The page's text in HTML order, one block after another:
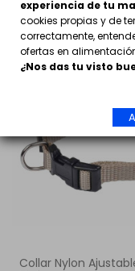
Collar Nylon
experiencia de tu
cookies propias y de
correctamente,
ofertas en
¿Nos das tu visto